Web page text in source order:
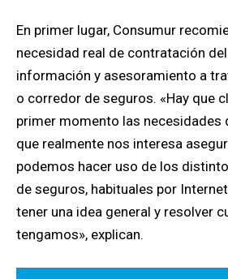
En primer lugar, Consumur
necesidad real de contratación
información y asesoramiento a
o corredor de seguros. «Hay que
primer momento las necesidades
que realmente nos interesa
podemos hacer uso de los
de seguros, habituales por
tener una idea general y resolver
tengamos», explican.